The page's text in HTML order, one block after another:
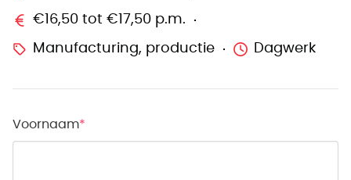
€16,50 tot €17,50 p.m.
Manufacturing, productie Dagwerk
Voornaam